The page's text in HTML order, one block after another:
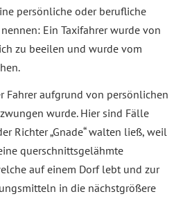
persönliche oder berufliche
Ein Taxifahrer wurde von
zu beeilen und wurde vom
Fahrer aufgrund von persönlichen
wurde. Hier sind Fälle
Richter „Gnade“ walten ließ, weil
querschnittsgelähmte
auf einem Dorf lebt und zur
in die nächstgrößere